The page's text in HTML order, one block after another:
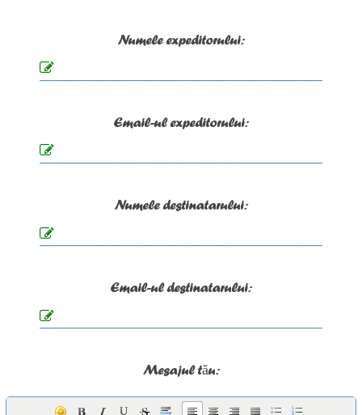
Numele expeditorului:
Email-ul expeditorului:
Numele destinatarului:
Email-ul destinatarului:
Mesajul tău: